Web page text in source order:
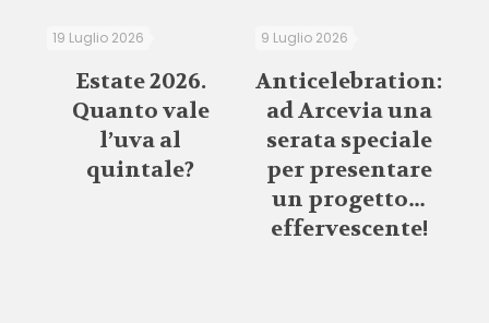
19 Luglio 2026
Estate 2026.
Quanto vale
l’uva al
quintale?
9 Luglio 2026
Anticelebration:
ad Arcevia una
serata speciale
per presentare
un progetto…
effervescente!